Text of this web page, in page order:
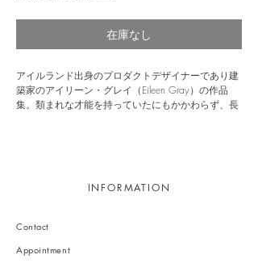
在庫なし
アイルランド出身のプロダクトデザイナーであり建
築家のアイリーン・グレイ（Eileen Gray）の作品
集。類まれな才能を持っていたにもかかわらず、長
デザイナー、建築家として多彩な才能を発揮した作
交流を重ねた。本書は、デザイナー、建築家、画
く。新たな研究の成果に加え、当時の写真と新しく
INFORMATION
Contact
Appointment